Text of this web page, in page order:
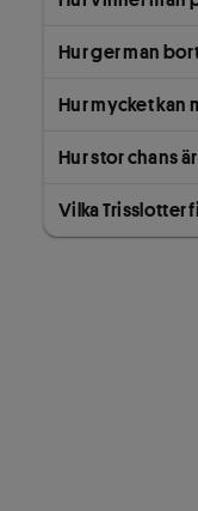
Hur ger man
Hur mycket kan
Hur stor chans
Vilka Trisslotter